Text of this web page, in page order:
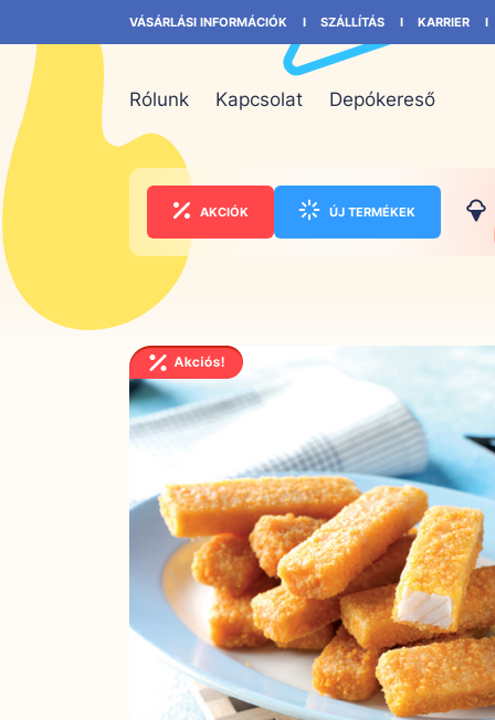
VÁSÁRLÁSI INFORMÁCIÓK SZÁLLÍTÁS KARRIER
Rólunk Kapcsolat Depókereső
AKCIÓK ÚJ TERMÉKEK